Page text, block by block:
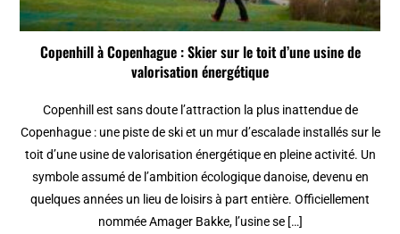
Copenhill à Copenhague : Skier sur le toit d’une usine de
valorisation énergétique
Copenhill est sans doute l’attraction la plus inattendue de
Copenhague : une piste de ski et un mur d’escalade installés sur le
toit d’une usine de valorisation énergétique en pleine activité. Un
symbole assumé de l’ambition écologique danoise, devenu en
quelques années un lieu de loisirs à part entière. Officiellement
nommée Amager Bakke, l’usine se […]